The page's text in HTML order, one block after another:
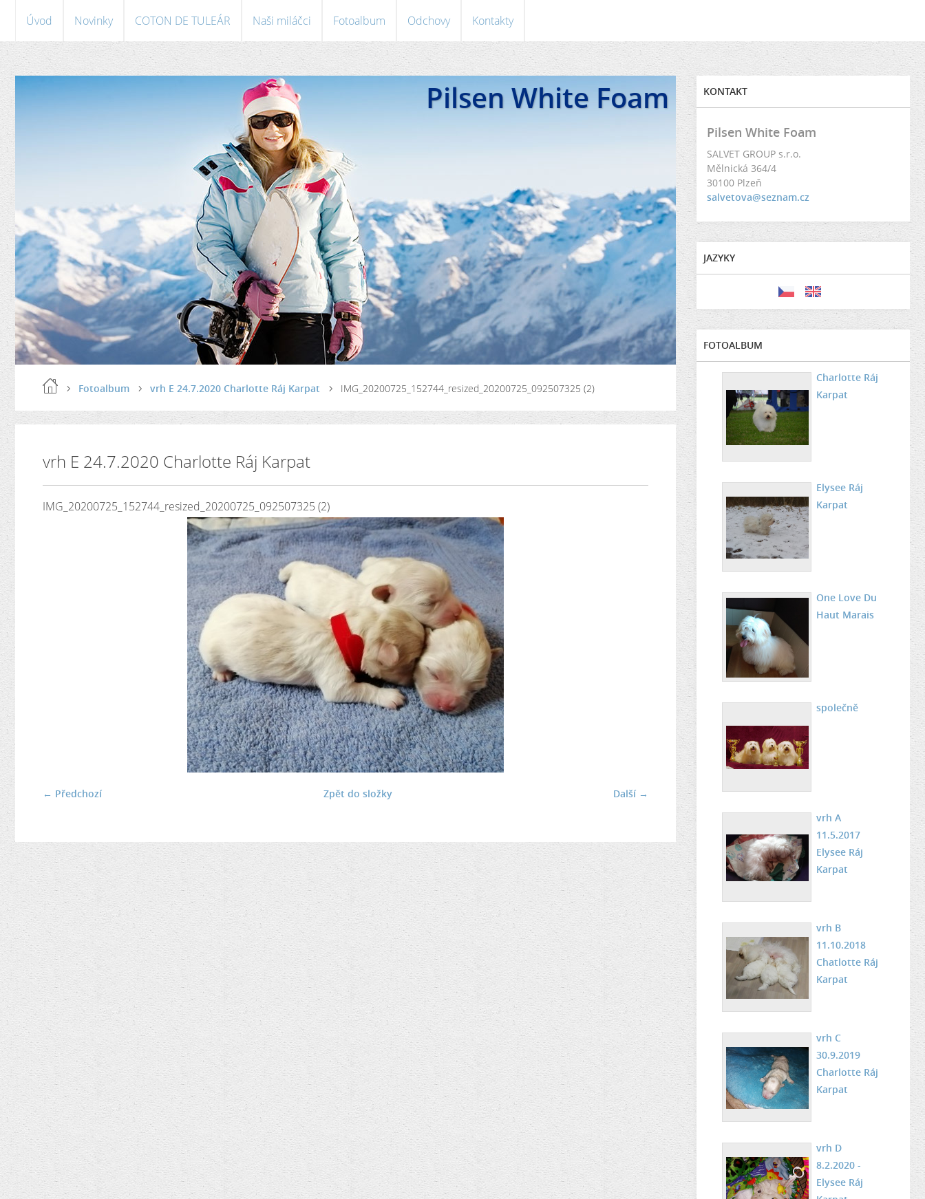
Úvod Novinky COTON DE TULEÁR Naši miláčci Fotoalbum Odchovy Kontakty
Pilsen White Foam
Fotoalbum vrh E 24.7.2020 Charlotte Ráj Karpat IMG_20200725_152744_resized_20200725_092507325 (2)
vrh E 24.7.2020 Charlotte Ráj Karpat
IMG_20200725_152744_resized_20200725_092507325 (2)
← Předchozí Další →
Zpět do složky
KONTAKT
Pilsen White Foam
SALVET GROUP s.r.o.
Mělnická 364/4
30100 Plzeň
salvetova@seznam.cz
JAZYKY
FOTOALBUM
Charlotte Ráj
Karpat
Elysee Ráj
Karpat
One Love Du
Haut Marais
společně
vrh A
11.5.2017
Elysee Ráj
Karpat
vrh B
11.10.2018
Chatlotte Ráj
Karpat
vrh C
30.9.2019
Charlotte Ráj
Karpat
vrh D
8.2.2020 -
Elysee Ráj